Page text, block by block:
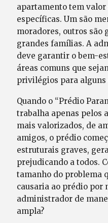
apartamento tem valor
específicas. Um são
moradores, outros são
grandes famílias. A
deve garantir o bem-
áreas comuns que
privilégios para
Quando o “Prédio
trabalha apenas pelos
mais valorizados, de
amigos, o prédio
estruturais graves,
prejudicando a todos.
tamanho do problema
causaria ao prédio por
administrador de
ampla?